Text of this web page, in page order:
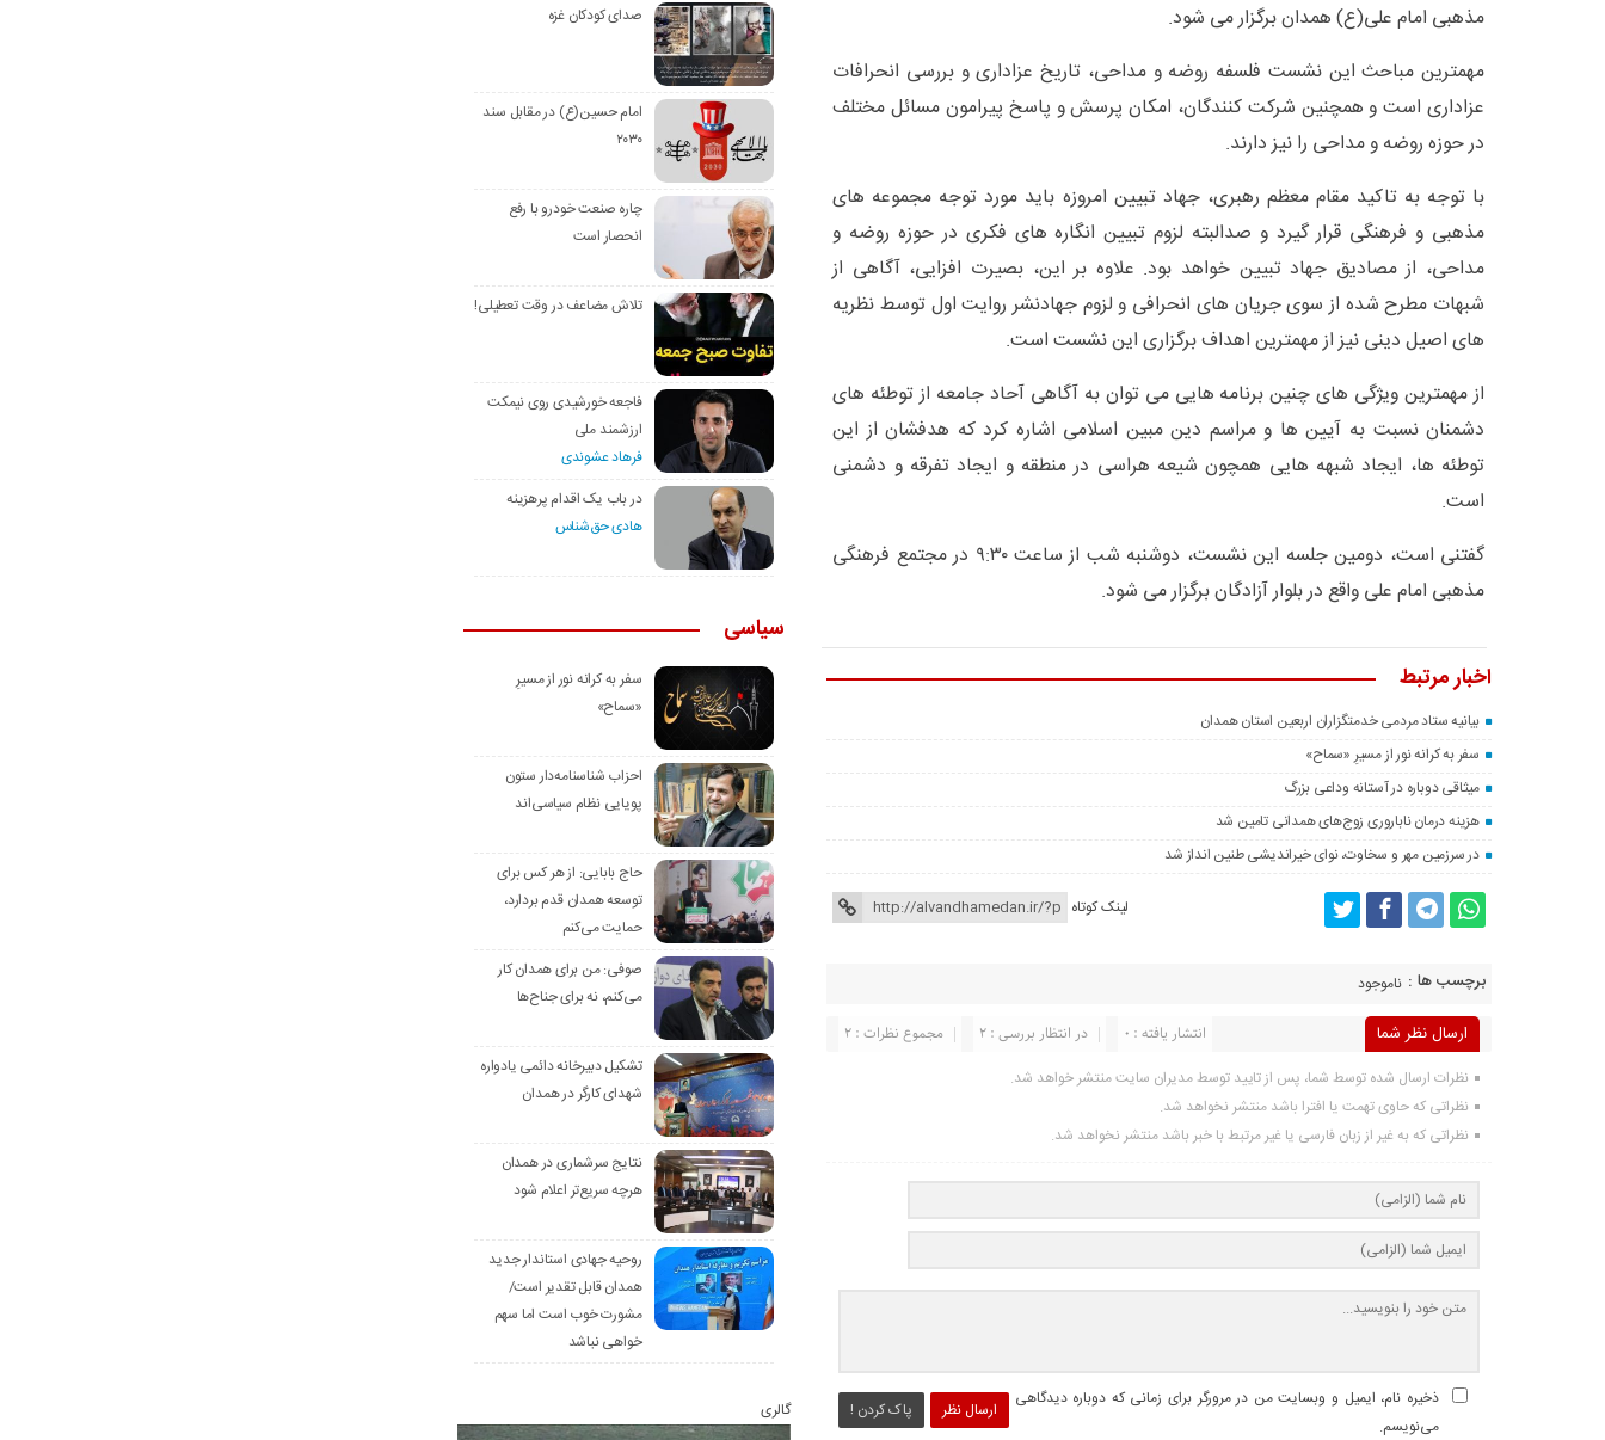
مذهبی امام علی(ع) همدان برگزار می شود.
مهمترین مباحث این نشست فلسفه روضه و مداحی، تاریخ عزاداری و بررسی انحرافات
عزاداری است و همچنین شرکت کنندگان، امکان پرسش و پاسخ پیرامون مسائل مختلف
در حوزه روضه و مداحی را نیز دارند.
با توجه به تاکید مقام معظم رهبری، جهاد تبیین امروزه باید مورد توجه مجموعه های
مذهبی و فرهنگی قرار گیرد و صدالبته لزوم تبیین انگاره های فکری در حوزه روضه و
مداحی، از مصادیق جهاد تبیین خواهد بود. علاوه بر این، بصیرت افزایی، آگاهی از
شبهات مطرح شده از سوی جریان های انحرافی و لزوم جهادنشر روایت اول توسط نظریه
های اصیل دینی نیز از مهمترین اهداف برگزاری این نشست است.
از مهمترین ویژگی های چنین برنامه هایی می توان به آگاهی آحاد جامعه از توطئه های
دشمنان نسبت به آیین ها و مراسم دین مبین اسلامی اشاره کرد که هدفشان از این
توطئه ها، ایجاد شبهه هایی همچون شیعه هراسی در منطقه و ایجاد تفرقه و دشمنی
است.
گفتنی است، دومین جلسه این نشست، دوشنبه شب از ساعت ۹:۳۰ در مجتمع فرهنگی
مذهبی امام علی واقع در بلوار آزادگان برگزار می شود.
اخبار مرتبط
بیانیه ستاد مردمی خدمتگزاران اربعین استان همدان
سفر به کرانه‌ نور از مسیرِ «سماح»
میثاقی دوباره در آستانه‌ وداعی بزرگ
هزینه درمان ناباروری زوج‌های همدانی تامین شد
در سرزمین مهر و سخاوت، نوای خیراندیشی طنین انداز شد
لینک کوتاه
برچسب ها : ناموجود
ارسال نظر شما مجموع نظرات : 2 در انتظار بررسی : 2 انتشار یافته : 0
نظرات ارسال شده توسط شما، پس از تایید توسط مدیران سایت منتشر خواهد شد.
نظراتی که حاوی تهمت یا افترا باشد منتشر نخواهد شد.
نظراتی که به غیر از زبان فارسی یا غیر مرتبط با خبر باشد منتشر نخواهد شد.
ارسال نظر پاک کردن !
ذخیره نام، ایمیل و وبسایت من در مرورگر برای زمانی که دوباره دیدگاهی
می‌نویسم.
صدای کودکان غزه
امام حسین(ع) در مقابل سند
۲۰۳۰
چاره صنعت خودرو با رفع
انحصار است
تلاش مضاعف در وقت تعطیلی!
فاجعه خورشیدی روی نیمکت
ارزشمند ملی
فرهاد عشوندی
در باب یک اقدام پرهزینه
هادی حق‌شناس
سیاسی
سفر به کرانه‌ نور از مسیرِ
«سماح»
احزاب شناسنامه‌دار ستون
پویایی نظام سیاسی‌اند
حاج بابایی: از هر کس برای
توسعه همدان قدم بردارد،
حمایت می‌کنم
صوفی: من برای همدان کار
می‌کنم، نه برای جناح‌ها
تشکیل دبیرخانه دائمی یادواره
شهدای کارگر در همدان
نتایج سرشماری در همدان
هرچه سریع‌تر اعلام شود
روحیه جهادی استاندار جدید
همدان قابل تقدیر است/
مشورت خوب است اما سهم
خواهی نباشد
گالری